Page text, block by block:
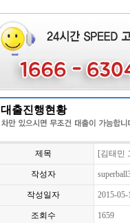
대출진행현황
제목 [김태민
작성자
작성일자 2015-05-
조회수 1659